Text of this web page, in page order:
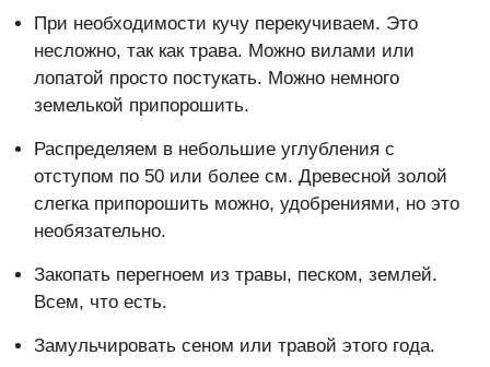
При необходимости кучу перекучиваем. Это
несложно, так как трава. Можно вилами или
лопатой просто постукать. Можно немного
земелькой припорошить.
Распределяем в небольшие углубления с
отступом по 50 или более см. Древесной золой
слегка припорошить можно, удобрениями, но это
необязательно.
Закопать перегноем из травы, песком, землей.
Всем, что есть.
Замульчировать сеном или травой этого года.